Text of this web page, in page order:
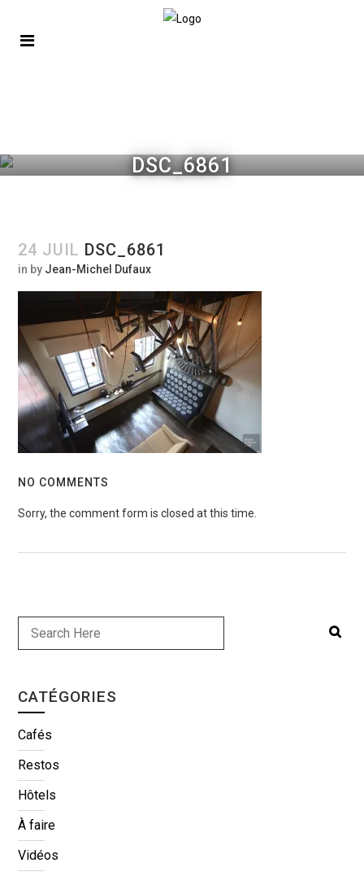
DSC_6861
24 JUIL DSC_6861
in by Jean-Michel Dufaux
NO COMMENTS
Sorry, the comment form is closed at this time.
CATÉGORIES
Cafés
Restos
Hôtels
À faire
Vidéos